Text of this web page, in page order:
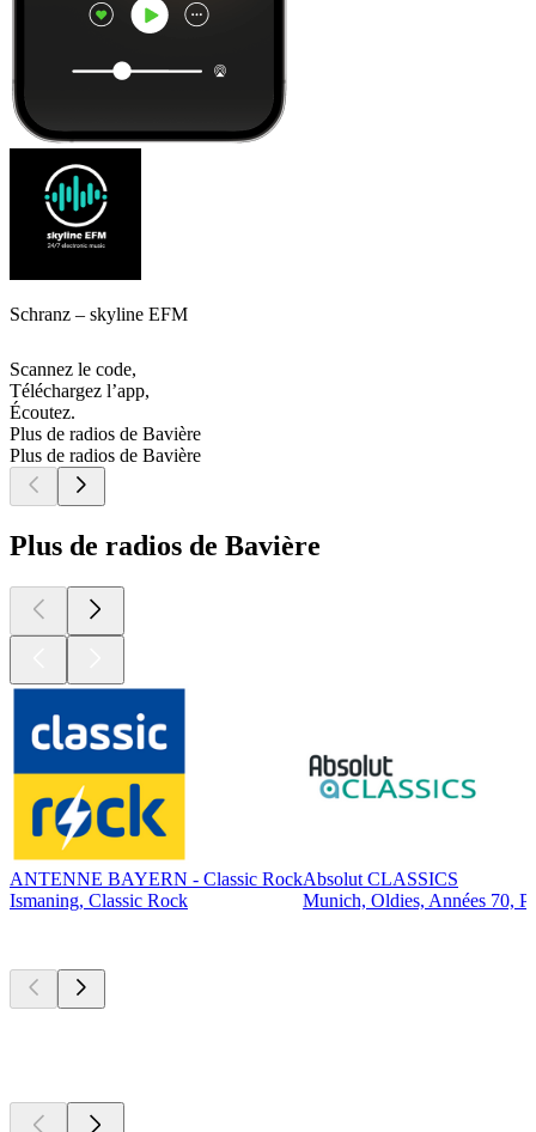
Schranz – skyline EFM
Scannez le code,
Téléchargez l’app,
Écoutez.
Plus de radios de Bavière
Plus de radios de Bavière
Plus de radios de Bavière
ANTENNE BAYERN - Classic Rock
Ismaning, Classic Rock
Absolut CLASSICS
Munich, Oldies, Années 70,